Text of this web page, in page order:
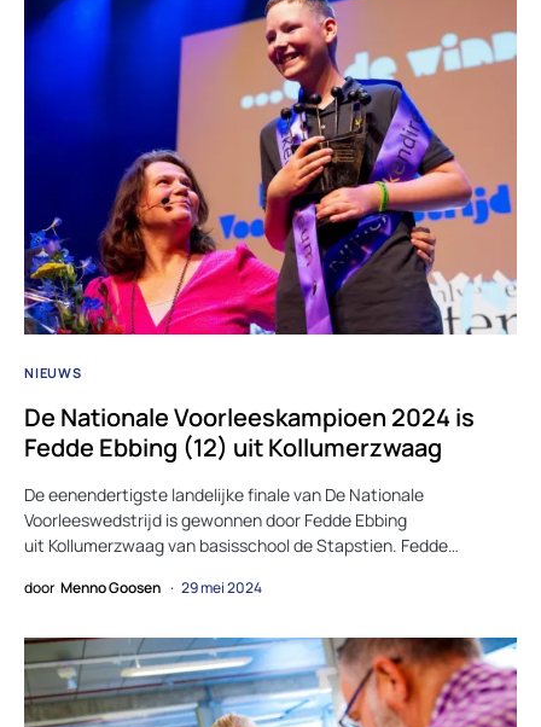
NIEUWS
De Nationale Voorleeskampioen 2024 is
Fedde Ebbing (12) uit Kollumerzwaag
De eenendertigste landelijke finale van De Nationale
Voorleeswedstrijd is gewonnen door Fedde Ebbing
uit Kollumerzwaag van basisschool de Stapstien. Fedde…
door Menno Goosen 29 mei 2024